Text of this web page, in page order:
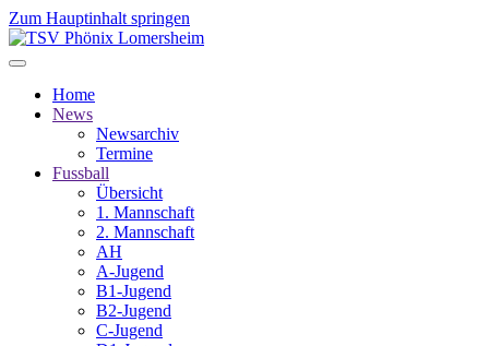
Zum Hauptinhalt springen
Home
News
Newsarchiv
Termine
Fussball
Übersicht
1. Mannschaft
2. Mannschaft
AH
A-Jugend
B1-Jugend
B2-Jugend
C-Jugend